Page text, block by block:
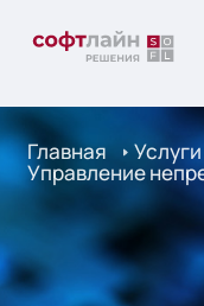
Главная
Управление